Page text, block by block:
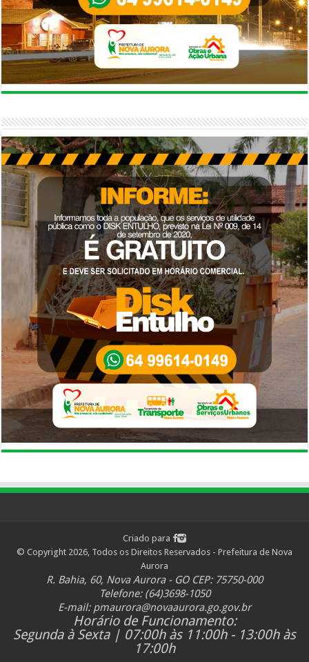
Criado para
© Copyright 2026, Todos os Direitos Reservados - Prefeitura de Nova
Aurora
R. Bahia, 60, Nova Aurora - GO CEP: 75750-000
Telefone: (64)3698-1050
E-mail: pmaurora@novaaurora.go.gov.br
Horário de Funcionamento:
Segunda à Sexta | 07:00h às 11:00h - 13:00h às
17:00h